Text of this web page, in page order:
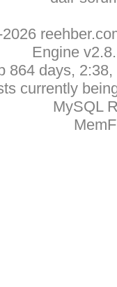
Engine
864 days,
currently
MySQL